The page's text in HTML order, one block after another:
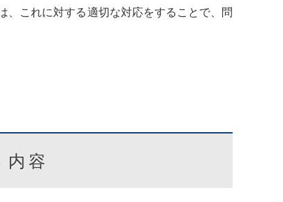
、これに対する適切な対応をすることで、問
容